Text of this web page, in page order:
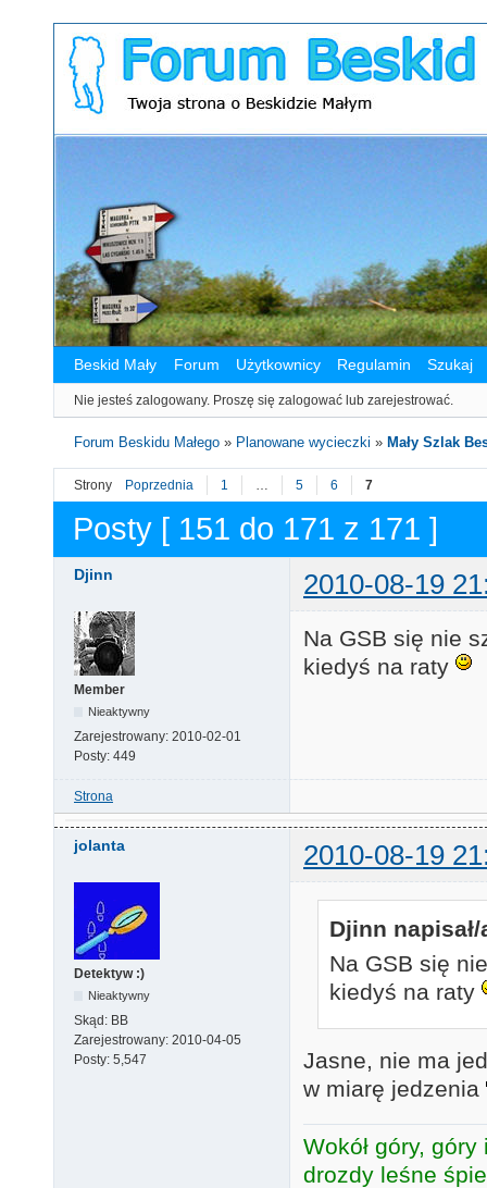
Beskid Mały Forum Użytkownicy Regulamin Szukaj
Nie jesteś zalogowany. Proszę się zalogować lub zarejestrować.
Forum Beskidu Małego » Planowane wycieczki » Mały Szlak
Strony Poprzednia 1 5 6 7
Posty [ 151 do 171 z 171 ]
Djinn 2010-08-19
Member
Nieaktywny
Zarejestrowany: 2010-02-01
Posty: 449
Na GSB się nie
kiedyś na raty
Strona
jolanta 2010-08-19
Detektyw :)
Nieaktywny
Skąd: BB
Zarejestrowany: 2010-04-05
Posty: 5,547
Djinn napisał/
Na GSB się
kiedyś na raty
Jasne, nie ma
w miarę jedzenia
Wokół góry,
drozdy leśne